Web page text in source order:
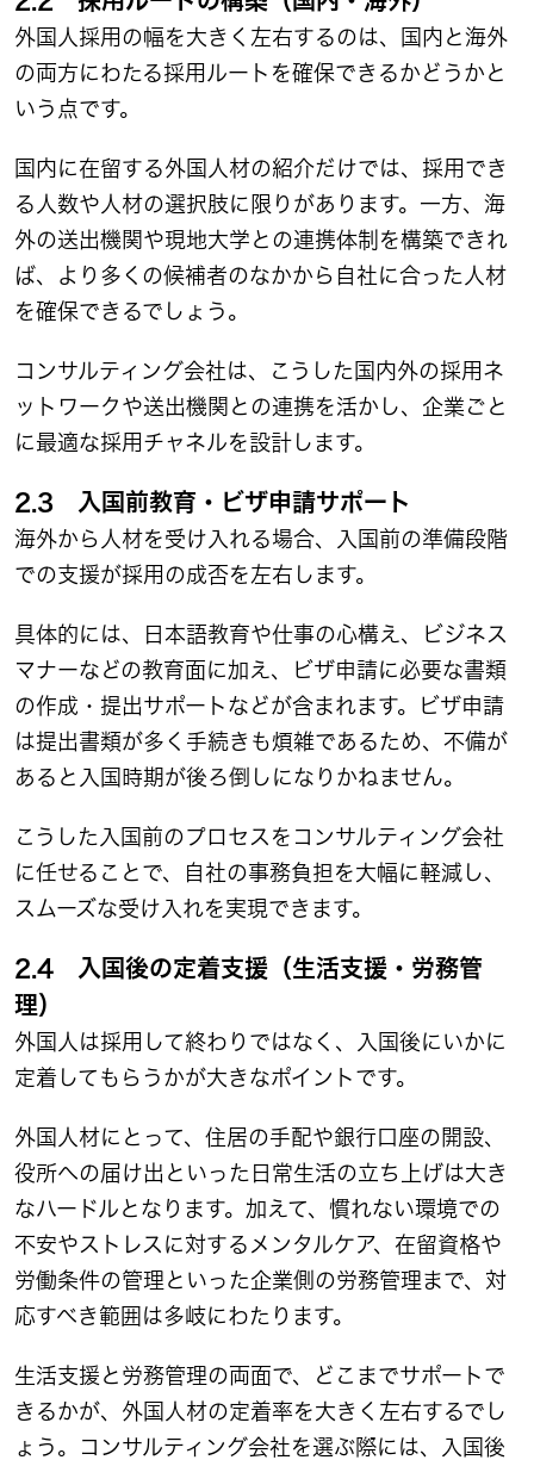
外国人採用の幅を大きく左右するのは、国内と海外
の両方にわたる採用ルートを確保できるかどうかと
いう点です。
国内に在留する外国人材の紹介だけでは、採用でき
る人数や人材の選択肢に限りがあります。一方、海
外の送出機関や現地大学との連携体制を構築できれ
ば、より多くの候補者のなかから自社に合った人材
を確保できるでしょう。
コンサルティング会社は、こうした国内外の採用ネ
ットワークや送出機関との連携を活かし、企業ごと
に最適な採用チャネルを設計します。
2.3 入国前教育・ビザ申請サポート
海外から人材を受け入れる場合、入国前の準備段階
での支援が採用の成否を左右します。
具体的には、日本語教育や仕事の心構え、ビジネス
マナーなどの教育面に加え、ビザ申請に必要な書類
の作成・提出サポートなどが含まれます。ビザ申請
は提出書類が多く手続きも煩雑であるため、不備が
あると入国時期が後ろ倒しになりかねません。
こうした入国前のプロセスをコンサルティング会社
に任せることで、自社の事務負担を大幅に軽減し、
スムーズな受け入れを実現できます。
2.4 入国後の定着支援（生活支援・労務管
理）
外国人は採用して終わりではなく、入国後にいかに
定着してもらうかが大きなポイントです。
外国人材にとって、住居の手配や銀行口座の開設、
役所への届け出といった日常生活の立ち上げは大き
なハードルとなります。加えて、慣れない環境での
不安やストレスに対するメンタルケア、在留資格や
労働条件の管理といった企業側の労務管理まで、対
応すべき範囲は多岐にわたります。
生活支援と労務管理の両面で、どこまでサポートで
きるかが、外国人材の定着率を大きく左右するでし
ょう。コンサルティング会社を選ぶ際には、入国後